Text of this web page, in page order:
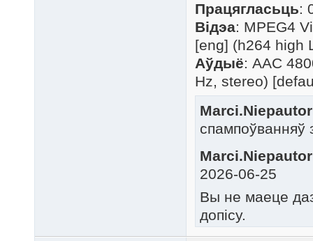
Працягласьць:
Відэа: MPEG4
[eng] (h264 high
Аўдыё: AAC
Hz, stereo)
2026-06-25
Вы не маеце
допісу.